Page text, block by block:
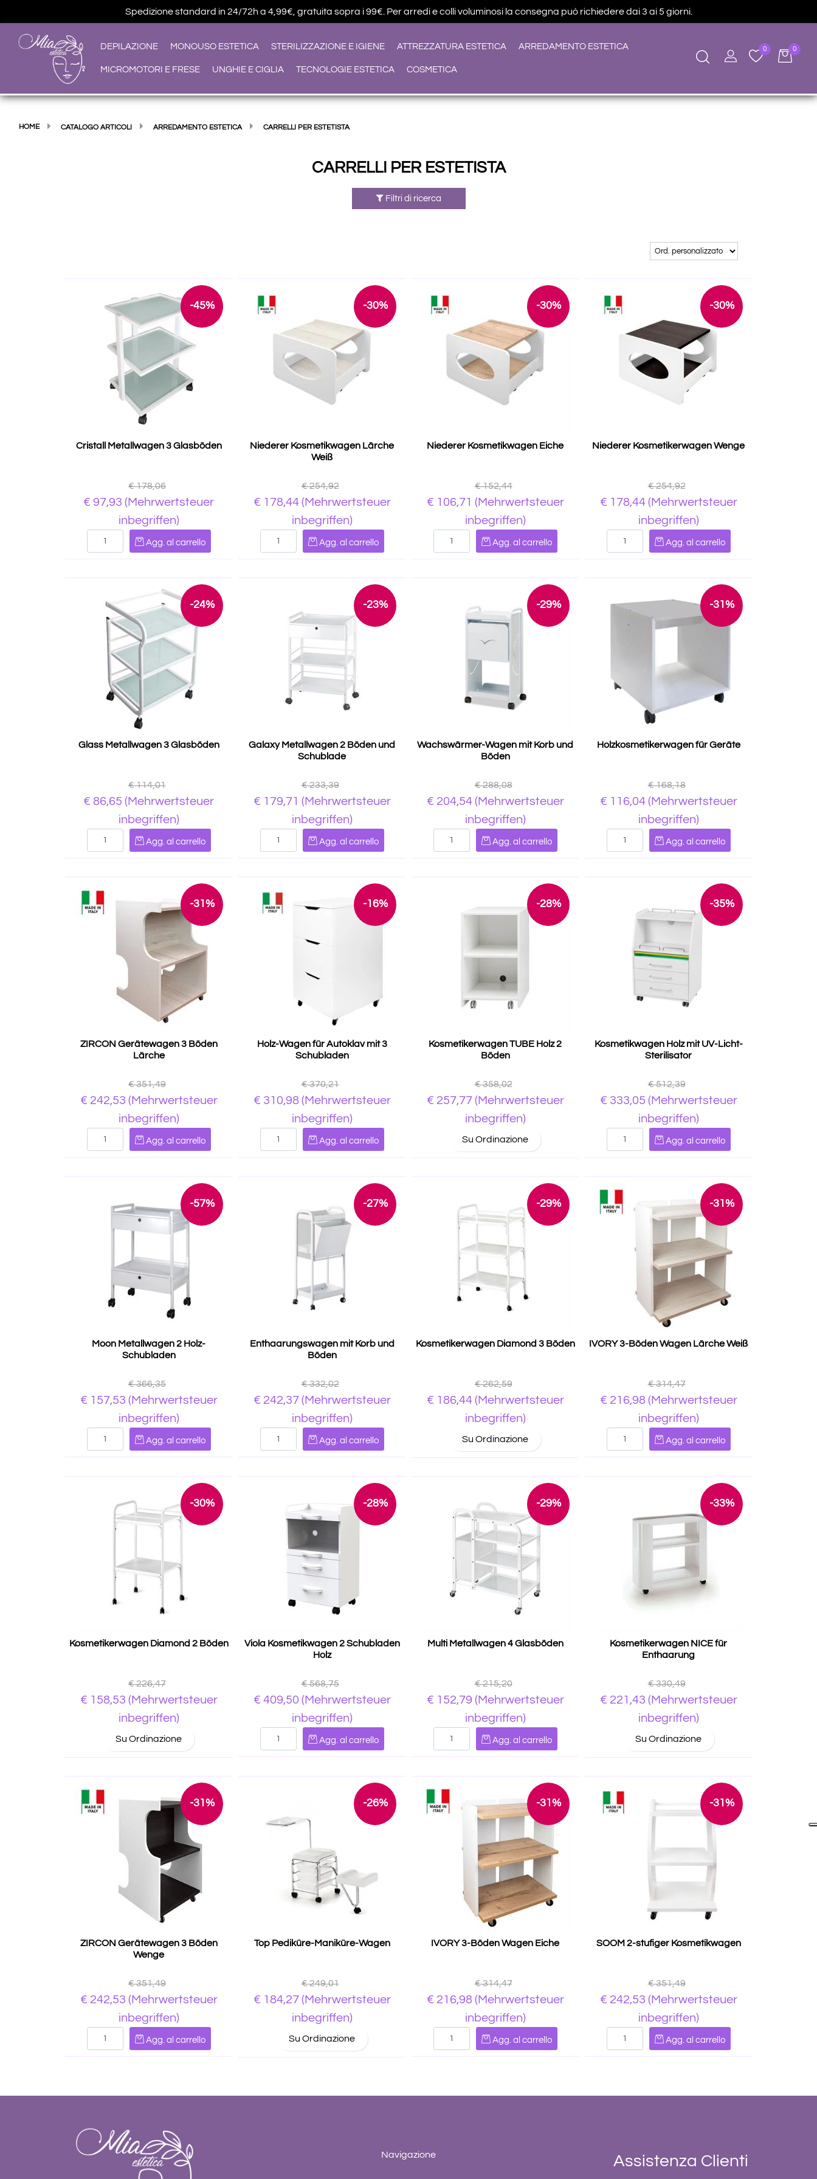
Spedizione standard in 24/72h a 4,99€, gratuita sopra i 99€. Per arredi e colli voluminosi la consegna può richiedere dai 3 ai 5 giorni.
DEPILAZIONE MONOUSO ESTETICA STERILIZZAZIONE E IGIENE ATTREZZATURA ESTETICA ARREDAMENTO ESTETICA
MICROMOTORI E FRESE UNGHIE E CIGLIA TECNOLOGIE ESTETICA COSMETICA
0 0
HOME CATALOGO ARTICOLI ARREDAMENTO ESTETICA CARRELLI PER ESTETISTA
CARRELLI PER ESTETISTA
Filtri di ricerca
-45%
Cristall Metallwagen 3 Glasböden
€ 178,06
€ 97,93 (Mehrwertsteuer
inbegriffen)
Quantità
Agg. al carrello
-30%
Niederer Kosmetikwagen Lärche
Weiß
€ 254,92
€ 178,44(Mehrwertsteuer
inbegriffen)
Quantità
Agg. al carrello
-30%
Niederer Kosmetikwagen Eiche
€ 152,44
€ 106,71 (Mehrwertsteuer
inbegriffen)
Quantità
Agg. al carrello
-30%
Niederer Kosmetikerwagen Wenge
€ 254,92
€ 178,44(Mehrwertsteuer
inbegriffen)
Quantità
Agg. al carrello
-24%
Glass Metallwagen 3 Glasböden
€ 114,01
€ 86,65 (Mehrwertsteuer
inbegriffen)
Quantità
Agg. al carrello
-23%
Galaxy Metallwagen 2 Böden und
Schublade
€ 233,39
€ 179,71 (Mehrwertsteuer
inbegriffen)
Quantità
Agg. al carrello
-29%
Wachswärmer-Wagen mit Korb und
Böden
€ 288,08
€ 204,54(Mehrwertsteuer
inbegriffen)
Quantità
Agg. al carrello
-31%
Holzkosmetikerwagen für Geräte
€ 168,18
€ 116,04(Mehrwertsteuer
inbegriffen)
Quantità
Agg. al carrello
-31%
ZIRCON Gerätewagen 3 Böden
Lärche
€ 351,49
€ 242,53 (Mehrwertsteuer
inbegriffen)
Quantità
Agg. al carrello
-16%
Holz-Wagen für Autoklav mit 3
Schubladen
€ 370,21
€ 310,98(Mehrwertsteuer
inbegriffen)
Quantità
Agg. al carrello
-28%
Kosmetikerwagen TUBE Holz 2
Böden
€ 358,02
€ 257,77 (Mehrwertsteuer
inbegriffen)
Su Ordinazione
-35%
Kosmetikwagen Holz mit UV-Licht-
Sterilisator
€ 512,39
€ 333,05 (Mehrwertsteuer
inbegriffen)
Quantità
Agg. al carrello
-57%
Moon Metallwagen 2 Holz-
Schubladen
€ 366,35
€ 157,53 (Mehrwertsteuer
inbegriffen)
Quantità
Agg. al carrello
-27%
Enthaarungswagen mit Korb und
Böden
€ 332,02
€ 242,37 (Mehrwertsteuer
inbegriffen)
Quantità
Agg. al carrello
-29%
Kosmetikerwagen Diamond 3 Böden
€ 262,59
€ 186,44(Mehrwertsteuer
inbegriffen)
Su Ordinazione
-31%
IVORY 3-Böden Wagen Lärche Weiß
€ 314,47
€ 216,98(Mehrwertsteuer
inbegriffen)
Quantità
Agg. al carrello
-30%
Kosmetikerwagen Diamond 2 Böden
€ 226,47
€ 158,53 (Mehrwertsteuer
inbegriffen)
Su Ordinazione
-28%
Viola Kosmetikwagen 2 Schubladen
Holz
€ 568,75
€ 409,50 (Mehrwertsteuer
inbegriffen)
Quantità
Agg. al carrello
-29%
Multi Metallwagen 4 Glasböden
€ 215,20
€ 152,79 (Mehrwertsteuer
inbegriffen)
Quantità
Agg. al carrello
-33%
Kosmetikerwagen NICE für
Enthaarung
€ 330,49
€ 221,43 (Mehrwertsteuer
inbegriffen)
Su Ordinazione
-31%
ZIRCON Gerätewagen 3 Böden
Wenge
€ 351,49
€ 242,53 (Mehrwertsteuer
inbegriffen)
Quantità
Agg. al carrello
-26%
Top Pediküre-Maniküre-Wagen
€ 249,01
€ 184,27 (Mehrwertsteuer
inbegriffen)
Su Ordinazione
-31%
IVORY 3-Böden Wagen Eiche
€ 314,47
€ 216,98(Mehrwertsteuer
inbegriffen)
Quantità
Agg. al carrello
-31%
SOOM 2-stufiger Kosmetikwagen
€ 351,49
€ 242,53 (Mehrwertsteuer
inbegriffen)
Quantità
Agg. al carrello
Navigazione Assistenza Clienti